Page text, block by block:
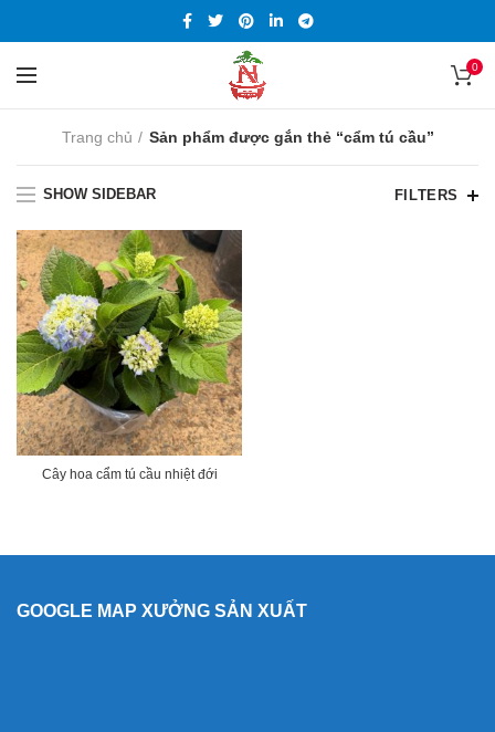
0
Trang chủ Sản phẩm được gắn thẻ “cẩm tú cầu”
SHOW SIDEBAR FILTERS
Cây hoa cẩm tú cầu nhiệt đới
GOOGLE MAP XƯỞNG SẢN XUẤT